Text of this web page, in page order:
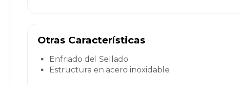
Otras Características
Enfriado del Sellado
Estructura en acero inoxidable